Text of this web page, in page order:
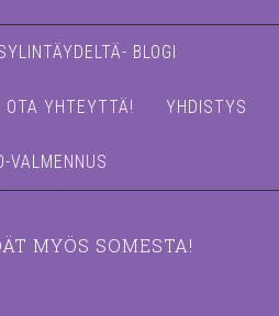
BLOGI
OTA YHTEYTTÄ! YHDISTYS
VALMENNUS
MYÖS SOMESTA!